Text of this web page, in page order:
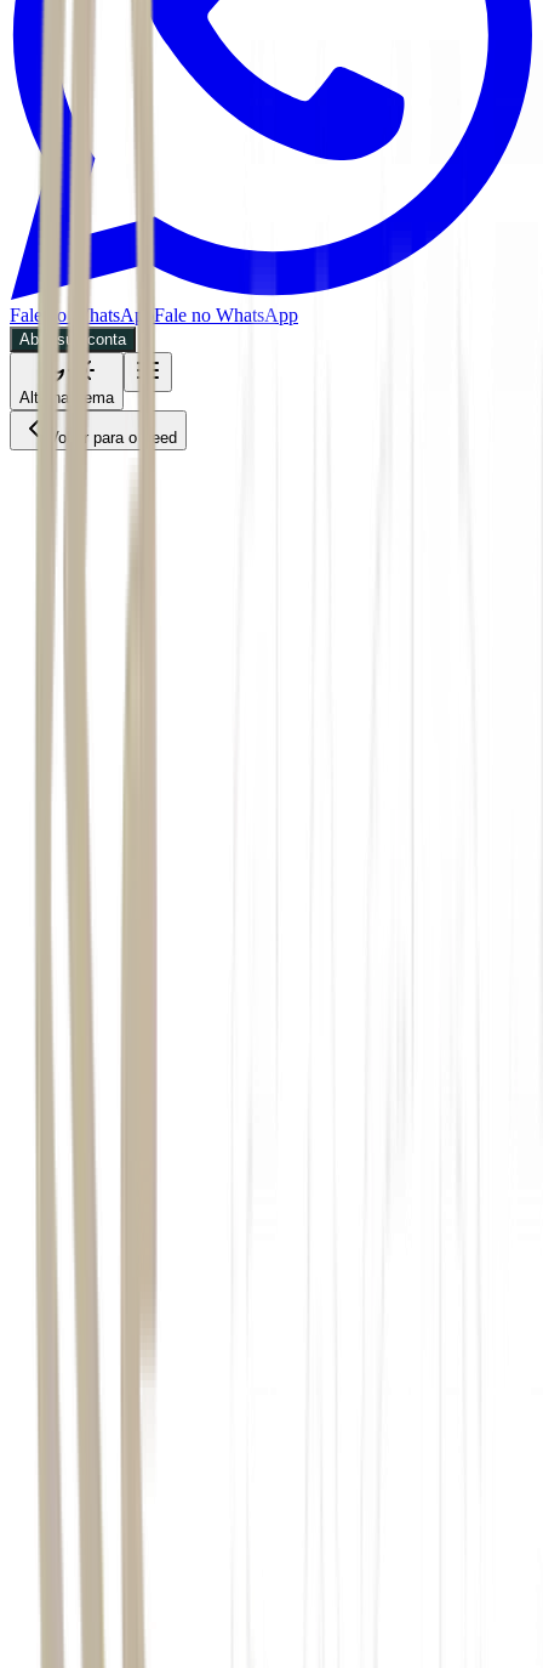
Fale no WhatsApp Fale no WhatsApp
Abra sua conta
Alternar tema
Voltar para o Feed